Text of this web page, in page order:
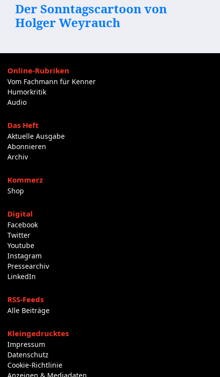
Der Sonntagscartoon von
Holger Weyrauch
Online-Rubriken
Vom Fachmann für Kenner
Humorkritik
Audio
Das Heft
Aktuelle Ausgabe
Abonnieren
Archiv
Kommerz
Shop
Digital
Facebook
Twitter
Youtube
Instagram
Pressearchiv
LinkedIn
RSS-Feeds
Alle Beiträge
Kleingedrucktes
Impressum
Datenschutz
Cookie-Richtlinie